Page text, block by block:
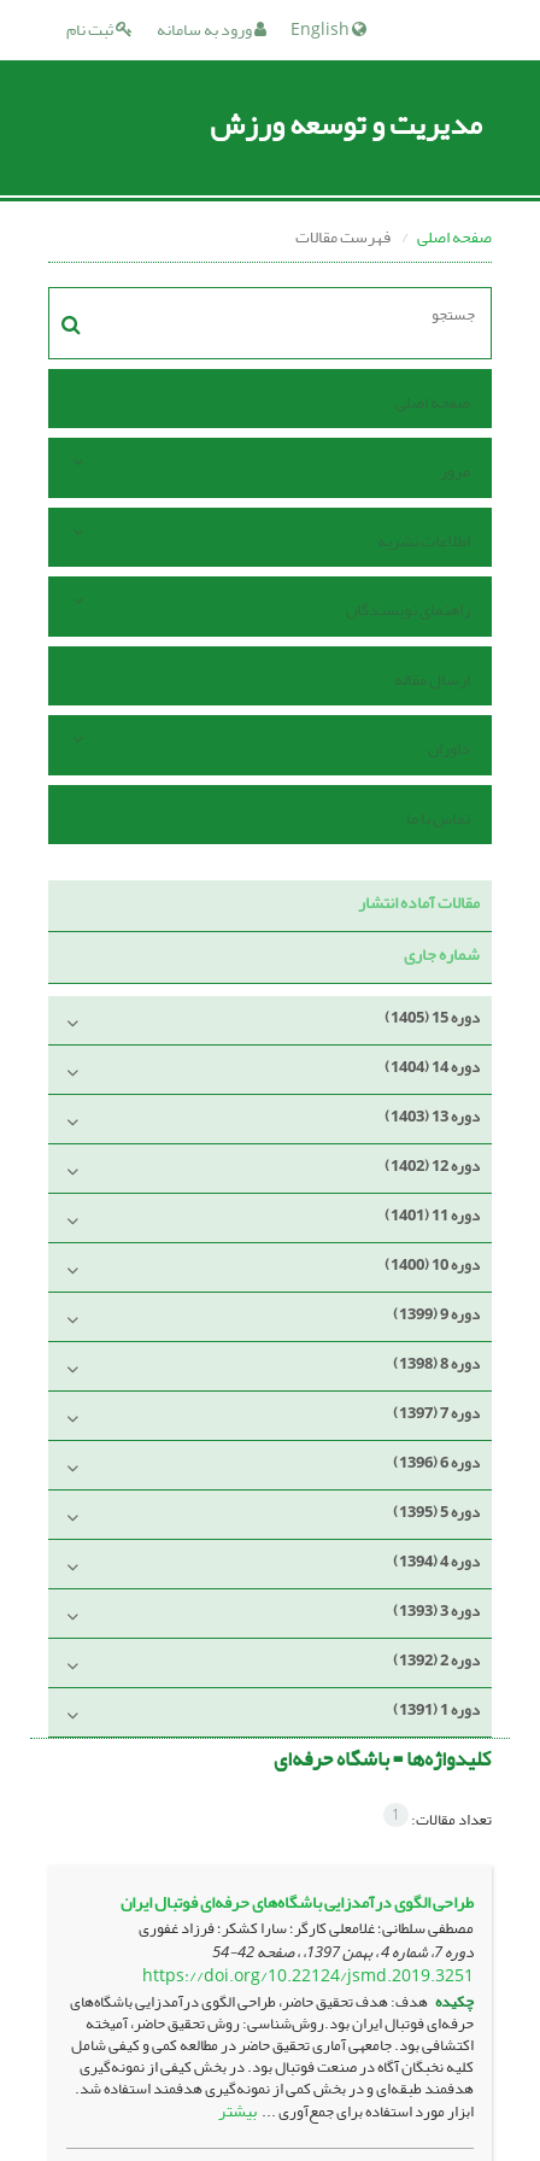
ثبت نام ورود به سامانه
مدیریت و توسعه ورزش
صفحه اصلی فهرست مقالات
صفحه اصلی
مرور
اطلاعات نشریه
راهنمای نویسندگان
ارسال مقاله
داوران
تماس با ما
مقالات آماده انتشار
شماره جاری
دوره 15 (1405)
دوره 14 (1404)
دوره 13 (1403)
دوره 12 (1402)
دوره 11 (1401)
دوره 10 (1400)
دوره 9 (1399)
دوره 8 (1398)
دوره 7 (1397)
دوره 6 (1396)
دوره 5 (1395)
دوره 4 (1394)
دوره 3 (1393)
دوره 2 (1392)
دوره 1 (1391)
کلیدواژه‌ها =باشگاه حرفه‌ای
تعداد مقالات: 1
طراحی الگوی درآمدزایی باشگاه‌های حرفه‌ای فوتبال ایران
مصطفی سلطانی؛ غلامعلی کارگر؛ سارا کشکر؛ فرزاد غفوری
دوره 7، شماره 4 ، بهمن 1397، ، صفحه 42-54
https://doi.org/10.22124/jsmd.2019.3251
چکیده هدف: هدف تحقیق حاضر، طراحی الگوی درآمدزایی باشگاه‌های
حرفه‌ای فوتبال ایران بود.روش‌شناسی: روش تحقیق حاضر، آمیخته
اکتشافی بود. جامعه­ی آماری تحقیق حاضر در مطالعه کمی و کیفی شامل
کلیه نخبگان آگاه در صنعت فوتبال بود. در بخش کیفی از نمونه‌گیری
هدفمند طبقه‌ای و در بخش کمی از نمونه‌گیری هدفمند استفاده شد.
ابزار مورد استفاده برای جمع‌آوری ... بیشتر